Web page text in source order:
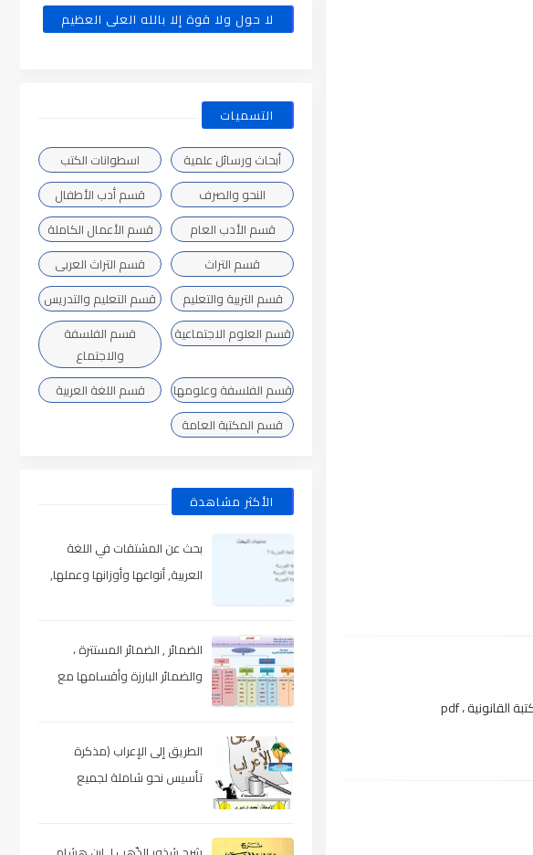
لا حول ولا قوة إلا بالله العلى العظيم
التسميات
أبحاث ورسائل علمية
اسطوانات الكتب
النحو والصرف
قسم أدب الأطفال
قسم الأدب العام
قسم الأعمال الكاملة
قسم التراث
قسم التراث العربى
قسم التربية والتعليم
قسم التعليم والتدريس
قسم العلوم الاجتماعية
قسم الفلسفة
والاجتماع
قسم الفلسفة وعلومها
قسم اللغة العربية
قسم المكتبة العامة
الأكثر مشاهدة
بحث عن المشتقات في اللغة
العربية, أنواعها وأوزانها وعملها,
الضمائر , الضمائر المستترة ،
والضمائر البارزة وأقسامها مع
الطريق إلى الإعراب (مذكرة
تأسيس نحو شاملة لجميع